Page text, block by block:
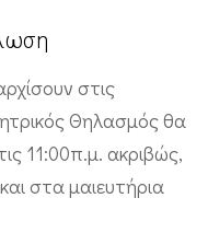
στις
Θηλασμός θα
11:00π.μ. ακριβώς,
στα μαιευτήρια